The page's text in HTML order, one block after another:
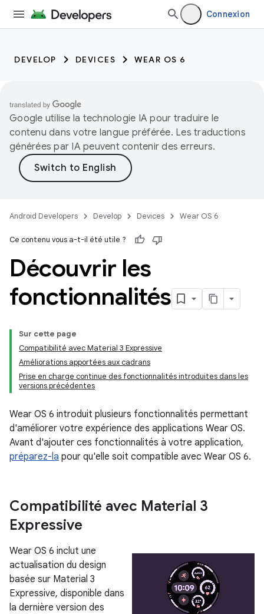
Connexion
DEVELOP DEVICES WEAR OS 6
Google utilise la technologie IA pour traduire le
contenu dans votre langue préférée. Les traductions
générées par IA peuvent contenir des erreurs.
Android Developers Develop Devices Wear OS 6
Ce contenu vous a-t-il été utile ?
Découvrir les
fonctionnalités
Sur cette page
Compatibilité avec Material 3 Expressive
Améliorations apportées aux cadrans
Prise en charge continue des fonctionnalités introduites dans les
versions précédentes
Wear OS 6 introduit plusieurs fonctionnalités permettant
d'améliorer votre expérience des applications Wear OS.
Avant d'ajouter ces fonctionnalités à votre application,
préparez-la pour qu'elle soit compatible avec Wear OS 6.
Compatibilité avec Material 3
Expressive
Wear OS 6 inclut une
actualisation du design
basée sur Material 3
Expressive, disponible dans
la dernière version des